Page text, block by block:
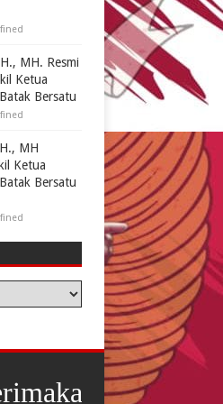
MH. Resmi
Ketua
Bersatu
MH
Ketua
Bersatu
berkunjung.